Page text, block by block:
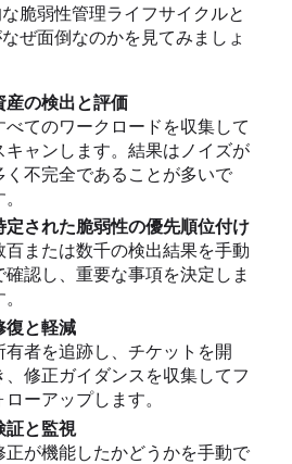
脆弱性管理ライフサイクルと
ぜ面倒なのかを見てみましょ
産の検出と評価
べてのワークロードを収集して
キャンします。結果はノイズが
く不完全であることが多いで
定された脆弱性の優先順位付け
百または数千の検出結果を手動
確認し、重要な事項を決定しま
復と軽減
有者を追跡し、チケットを開
、修正ガイダンスを収集してフ
ローアップします。
証と監視
正が機能したかどうかを手動で